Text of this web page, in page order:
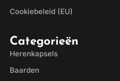
Cookiebeleid (EU)
Categorieën
Herenkapsels
Baarden